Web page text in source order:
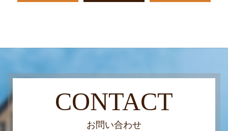
CONTACT
お問い合わせ